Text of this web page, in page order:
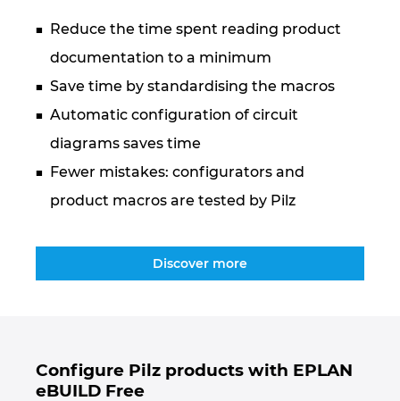
Reduce the time spent reading product
documentation to a minimum
Save time by standardising the macros
Automatic configuration of circuit
diagrams saves time
Fewer mistakes: configurators and
product macros are tested by Pilz
Discover more
Configure Pilz products with EPLAN
eBUILD Free
Turkey
United Arab Emirates
United States